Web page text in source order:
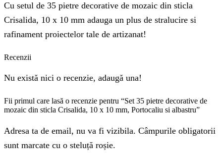
Cu setul de 35 pietre decorative de mozaic din sticla
Crisalida, 10 x 10 mm adauga un plus de stralucire si
rafinament proiectelor tale de artizanat!
Recenzii
Nu există nici o recenzie, adaugă una!
Fii primul care lasă o recenzie pentru “Set 35 pietre decorative de
mozaic din sticla Crisalida, 10 x 10 mm, Portocaliu si albastru”
Adresa ta de email, nu va fi vizibila. Câmpurile obligatorii
sunt marcate cu o steluță roșie.